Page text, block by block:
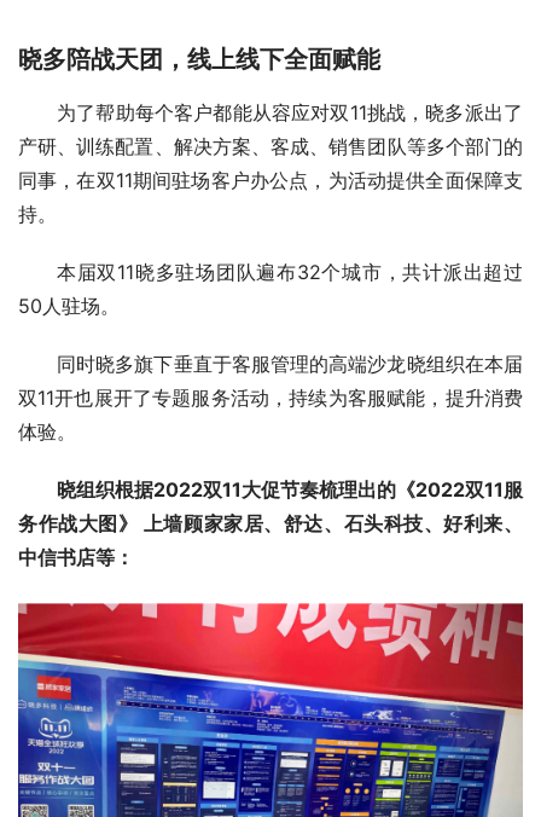
晓多陪战天团，线上线下全面赋能
为了帮助每个客户都能从容应对双11挑战，晓多派出了
产研、训练配置、解决方案、客成、销售团队等多个部门的
同事，在双11期间驻场客户办公点，为活动提供全面保障支
持。
本届双11晓多驻场团队遍布32个城市，共计派出超过
50人驻场。
同时晓多旗下垂直于客服管理的高端沙龙晓组织在本届
双11开也展开了专题服务活动，持续为客服赋能，提升消费
体验。
晓组织根据2022双11大促节奏梳理出的《2022双11服
务作战大图》 上墙顾家家居、舒达、石头科技、好利来、
中信书店等：